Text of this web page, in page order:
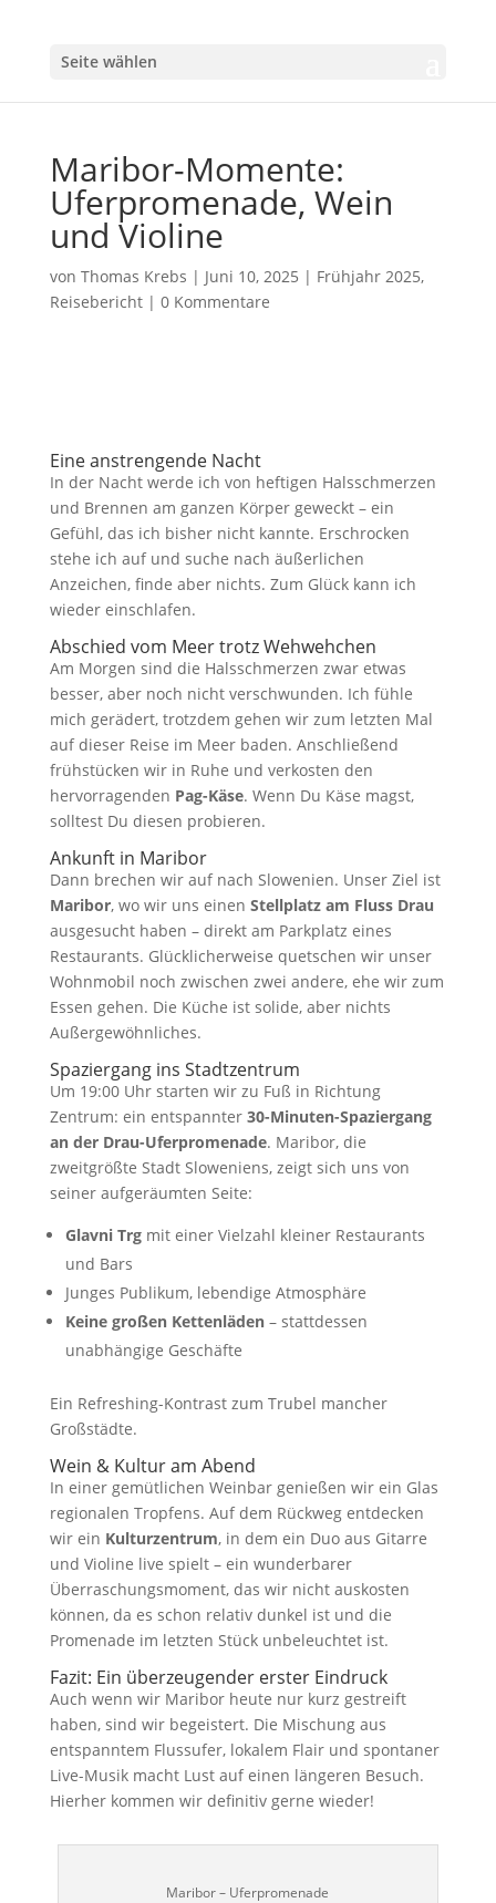
Seite wählen
Maribor-Momente:
Uferpromenade, Wein
und Violine
von Thomas Krebs | Juni 10, 2025 | Frühjahr 2025,
Reisebericht| 0 Kommentare
Eine anstrengende Nacht
In der Nacht werde ich von heftigen Halsschmerzen
und Brennen am ganzen Körper geweckt – ein
Gefühl, das ich bisher nicht kannte. Erschrocken
stehe ich auf und suche nach äußerlichen
Anzeichen, finde aber nichts. Zum Glück kann ich
wieder einschlafen.
Abschied vom Meer trotz Wehwehchen
Am Morgen sind die Halsschmerzen zwar etwas
besser, aber noch nicht verschwunden. Ich fühle
mich gerädert, trotzdem gehen wir zum letzten Mal
auf dieser Reise im Meer baden. Anschließend
frühstücken wir in Ruhe und verkosten den
hervorragenden Pag-Käse. Wenn Du Käse magst,
solltest Du diesen probieren.
Ankunft in Maribor
Dann brechen wir auf nach Slowenien. Unser Ziel ist
Maribor, wo wir uns einen Stellplatz am Fluss Drau
ausgesucht haben – direkt am Parkplatz eines
Restaurants. Glücklicherweise quetschen wir unser
Wohnmobil noch zwischen zwei andere, ehe wir zum
Essen gehen. Die Küche ist solide, aber nichts
Außergewöhnliches.
Spaziergang ins Stadtzentrum
Um 19:00 Uhr starten wir zu Fuß in Richtung
Zentrum: ein entspannter 30-Minuten-Spaziergang
an der Drau-Uferpromenade. Maribor, die
zweitgrößte Stadt Sloweniens, zeigt sich uns von
seiner aufgeräumten Seite:
Glavni Trgmit einer Vielzahl kleiner Restaurants
und Bars
Junges Publikum, lebendige Atmosphäre
Keine großen Kettenläden– stattdessen
unabhängige Geschäfte
Ein Refreshing-Kontrast zum Trubel mancher
Großstädte.
Wein & Kultur am Abend
In einer gemütlichen Weinbar genießen wir ein Glas
regionalen Tropfens. Auf dem Rückweg entdecken
wir ein Kulturzentrum, in dem ein Duo aus Gitarre
und Violine live spielt – ein wunderbarer
Überraschungsmoment, das wir nicht auskosten
können, da es schon relativ dunkel ist und die
Promenade im letzten Stück unbeleuchtet ist.
Fazit: Ein überzeugender erster Eindruck
Auch wenn wir Maribor heute nur kurz gestreift
haben, sind wir begeistert. Die Mischung aus
entspanntem Flussufer, lokalem Flair und spontaner
Live-Musik macht Lust auf einen längeren Besuch.
Hierher kommen wir definitiv gerne wieder!
Maribor – Uferpromenade